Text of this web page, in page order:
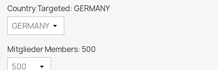
Country Targeted: GERMANY
Mitglieder Members: 500